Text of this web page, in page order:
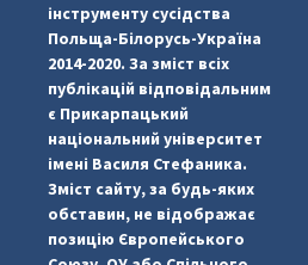
інструменту сусідства
Польща-Білорусь-Україна
2014-2020. За зміст всіх
публікацій відповідальним
є Прикарпацький
національний університет
імені Василя Стефаника.
Зміст сайту, за будь-яких
обставин, не відображає
позицію Європейського